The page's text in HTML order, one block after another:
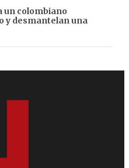
un colombiano
y desmantelan una